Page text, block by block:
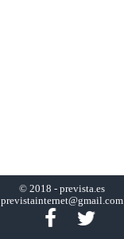
© 2018 - prevista.es
previstainternet@gmail.com